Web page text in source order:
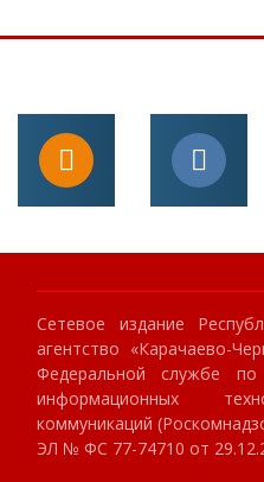
Сетевое издание
агентство «Карачаево-
Федеральной службе
информационных
коммуникаций
ЭЛ № ФС 77-74710 от